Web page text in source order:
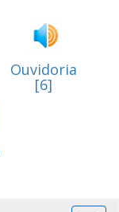
Ouvidoria
[6]